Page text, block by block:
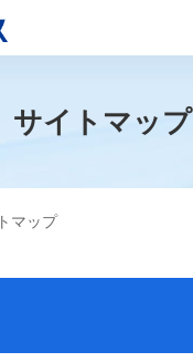
サイトマップ
マップ